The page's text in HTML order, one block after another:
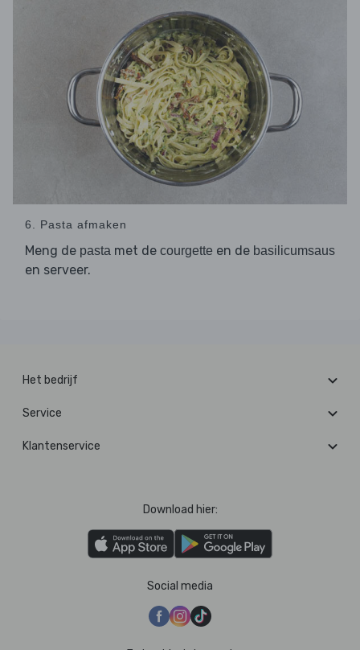
6. Pasta afmaken
Meng de pasta met de courgette en de basilicumsaus
en serveer.
Het bedrijf
Service
Klantenservice
Download hier:
Social media